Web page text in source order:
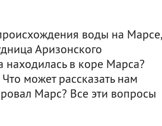
воды на Марсе,
Аризонского
находилась в коре Марса?
может рассказать нам
Марс? Все эти вопросы